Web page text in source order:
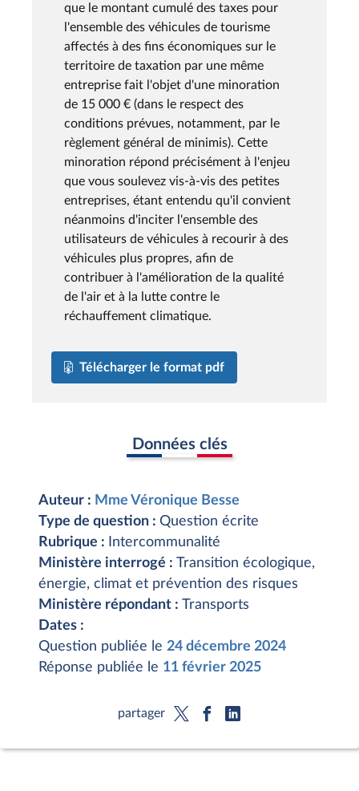
que le montant cumulé des taxes pour
l'ensemble des véhicules de tourisme
affectés à des fins économiques sur le
territoire de taxation par une même
entreprise fait l'objet d'une minoration
de 15 000 € (dans le respect des
conditions prévues, notamment, par le
règlement général de minimis). Cette
minoration répond précisément à l'enjeu
que vous soulevez vis-à-vis des petites
entreprises, étant entendu qu'il convient
néanmoins d'inciter l'ensemble des
utilisateurs de véhicules à recourir à des
véhicules plus propres, afin de
contribuer à l'amélioration de la qualité
de l'air et à la lutte contre le
réchauffement climatique.
Télécharger le format pdf
Données clés
Auteur : Mme Véronique Besse
Type de question : Question écrite
Rubrique :
Intercommunalité
Ministère interrogé : Transition écologique,
énergie, climat et prévention des risques
Ministère répondant : Transports
Dates :
Question publiée le 24 décembre 2024
Réponse publiée le 11 février 2025
partager